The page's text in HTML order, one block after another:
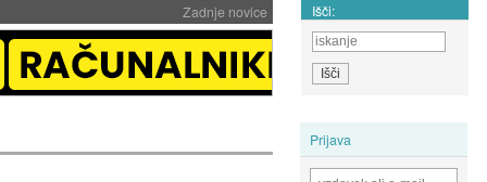
Zadnje novice Išči:
Prijava